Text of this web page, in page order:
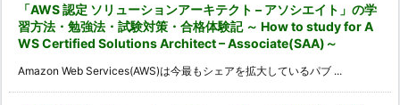
「AWS 認定 ソリューションアーキテクト – アソシエイト」の学
習方法・勉強法・試験対策・合格体験記 ～ How to study for A
WS Certified Solutions Architect – Associate(SAA)～
Amazon Web Services(AWS)は今最もシェアを拡大しているパブ ...